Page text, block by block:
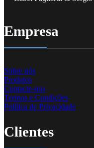
Empresa
Sobre nós
Produtos
Contacte-nos
Termos e Condições
Política de Privacidade
Clientes